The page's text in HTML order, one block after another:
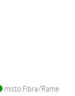
misto Fibra/Rame